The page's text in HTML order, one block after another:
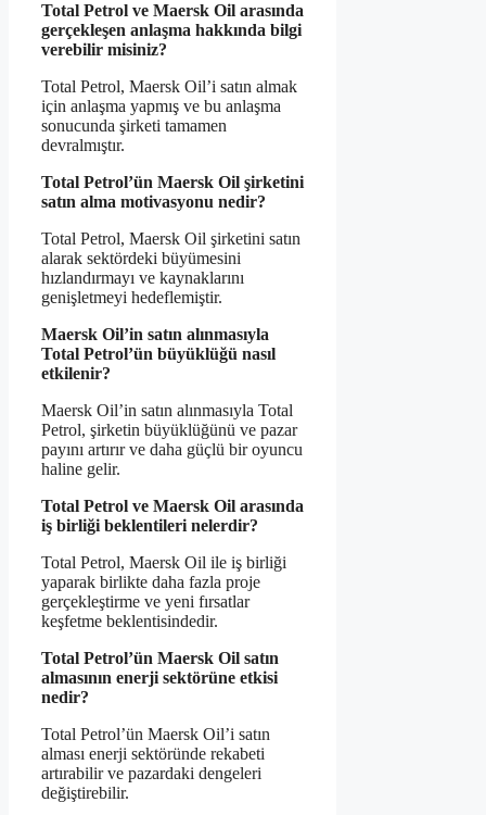
Total Petrol ve Maersk Oil arasında
gerçekleşen anlaşma hakkında bilgi
verebilir misiniz?
Total Petrol, Maersk Oil’i satın almak
için anlaşma yapmış ve bu anlaşma
sonucunda şirketi tamamen
devralmıştır.
Total Petrol’ün Maersk Oil şirketini
satın alma motivasyonu nedir?
Total Petrol, Maersk Oil şirketini satın
alarak sektördeki büyümesini
hızlandırmayı ve kaynaklarını
genişletmeyi hedeflemiştir.
Maersk Oil’in satın alınmasıyla
Total Petrol’ün büyüklüğü nasıl
etkilenir?
Maersk Oil’in satın alınmasıyla Total
Petrol, şirketin büyüklüğünü ve pazar
payını artırır ve daha güçlü bir oyuncu
haline gelir.
Total Petrol ve Maersk Oil arasında
iş birliği beklentileri nelerdir?
Total Petrol, Maersk Oil ile iş birliği
yaparak birlikte daha fazla proje
gerçekleştirme ve yeni fırsatlar
keşfetme beklentisindedir.
Total Petrol’ün Maersk Oil satın
almasının enerji sektörüne etkisi
nedir?
Total Petrol’ün Maersk Oil’i satın
alması enerji sektöründe rekabeti
artırabilir ve pazardaki dengeleri
değiştirebilir.